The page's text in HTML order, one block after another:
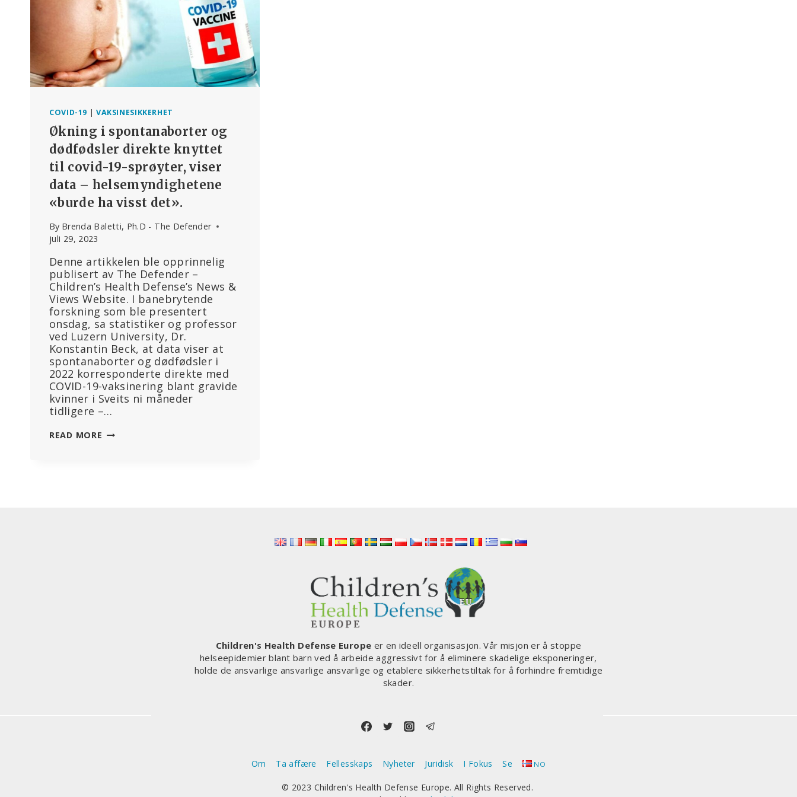
COVID-19 | VAKSINESIKKERHET
Økning i spontanaborter og
dødfødsler direkte knyttet
til covid-19-sprøyter, viser
data – helsemyndighetene
«burde ha visst det».
By Brenda Baletti, Ph.D - The Defender
juli 29, 2023
Denne artikkelen ble opprinnelig
publisert av The Defender –
Children’s Health Defense’s News &
Views Website. I banebrytende
forskning som ble presentert
onsdag, sa statistiker og professor
ved Luzern University, Dr.
Konstantin Beck, at data viser at
spontanaborter og dødfødsler i
2022 korresponderte direkte med
COVID-19-vaksinering blant gravide
kvinner i Sveits ni måneder
tidligere –…
READ MORE ØKNING
Children's Health Defense Europe er en ideell organisasjon. Vår misjon er å stoppe
helseepidemier blant barn ved å arbeide aggressivt for å eliminere skadelige eksponeringer,
holde de ansvarlige ansvarlige ansvarlige og etablere sikkerhetstiltak for å forhindre fremtidige
skader.
Om Ta affære Fellesskaps Nyheter Juridisk I Fokus Se NO
© 2023 Children's Health Defense Europe. All Rights Reserved.